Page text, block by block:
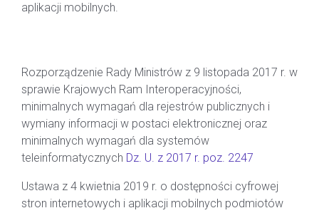
aplikacji mobilnych.
Rozporządzenie Rady Ministrów z 9 listopada 2017 r. w
sprawie Krajowych Ram Interoperacyjności,
minimalnych wymagań dla rejestrów publicznych i
wymiany informacji w postaci elektronicznej oraz
minimalnych wymagań dla systemów
teleinformatycznych Dz. U. z 2017 r. poz. 2247
Ustawa z 4 kwietnia 2019 r. o dostępności cyfrowej
stron internetowych i aplikacji mobilnych podmiotów